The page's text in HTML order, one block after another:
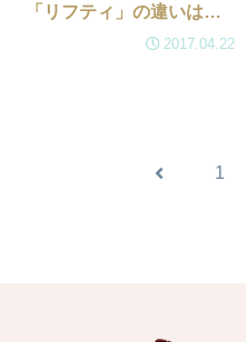
「リフティ」の違いはこ
2017.04.22
前 1